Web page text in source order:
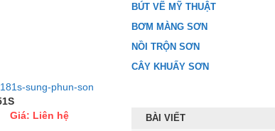
Giá: Liên hệ
BÚT VẼ MỸ THUẬT
BƠM MÀNG SƠN
NỒI TRỘN SƠN
CÂY KHUẤY SƠN
BÀI VIẾT